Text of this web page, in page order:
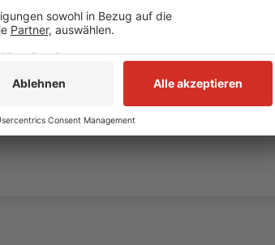
Bethuel
- gibt es noch eine Zukunft für die Einrichtung?